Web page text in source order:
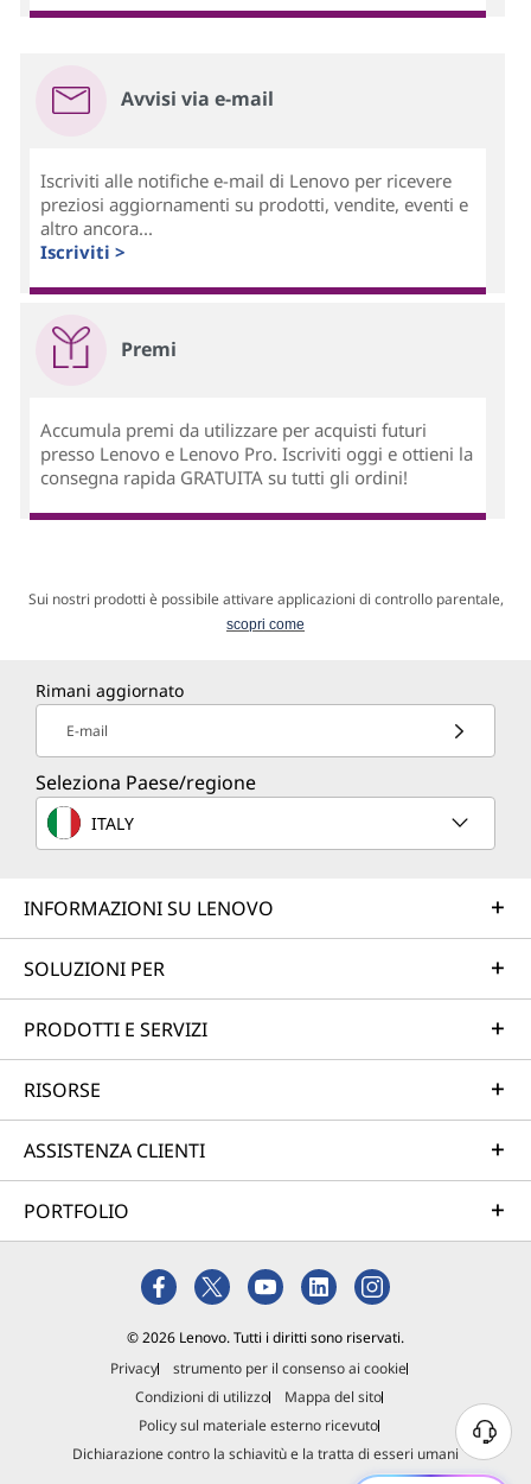
Avvisi via e-mail
Iscriviti alle notifiche e-mail di Lenovo per ricevere
preziosi aggiornamenti su prodotti, vendite, eventi e
altro ancora...
Iscriviti >
Premi
Accumula premi da utilizzare per acquisti futuri
presso Lenovo e Lenovo Pro. Iscriviti oggi e ottieni la
consegna rapida GRATUITA su tutti gli ordini!
Sui nostri prodotti è possibile attivare applicazioni di controllo parentale,
scopri come
Rimani aggiornato
E-mail
Seleziona Paese/regione
ITALY
INFORMAZIONI SU LENOVO
SOLUZIONI PER
PRODOTTI E SERVIZI
RISORSE
ASSISTENZA CLIENTI
PORTFOLIO
© 2026 Lenovo. Tutti i diritti sono riservati.
Privacy
strumento per il consenso ai cookie
Condizioni di utilizzo
Mappa del sito
Policy sul materiale esterno ricevuto
Dichiarazione contro la schiavitù e la tratta di esseri umani